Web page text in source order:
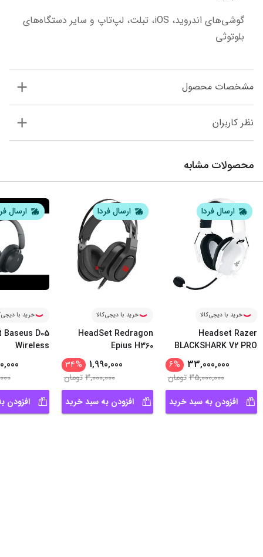
بلوتوثی
مشخصات محصول
نظر کاربران
محصولات مشابه
ارسال فردا
خرید با دیجی‌کالا
Headset Razer
BLACKSHARK V2 PRO
33,000,000
%
6
35,000,000تومان
افزودن به سبد خرید
ارسال فردا
خرید با دیجی‌کالا
HeadSet Redragon
Epius H360
1,990,000
%
34
3,000,000تومان
افزودن به سبد خرید
ارسال
خرید با
D05
Wireless
افزودن